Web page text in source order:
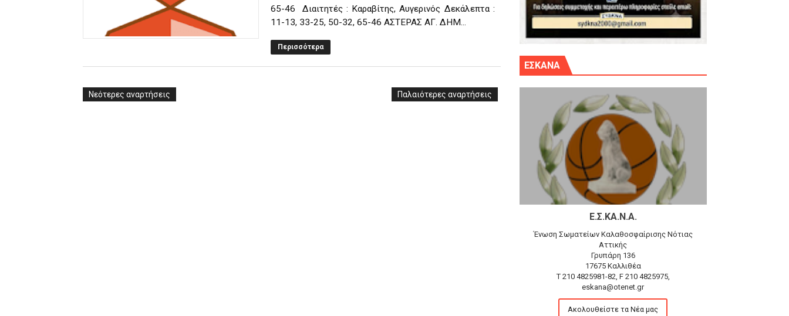
ΧΡΟΝΙΑ ΠΟΛΛΑ ΣΤΟ ΕΛΛΗΝΙΚΟ ΜΠΑΣΚΕΤ : 39Η ΕΠΕΤΕΙΟΣ ΑΠΟ ΤΟ ΕΠΟΣ ΤΟΥ 1987
Ο δρόμος για τον 29ο τελικό κυπέλλου ανδρών ΕΣΚΑΝΑ Μανδραϊκός Προοδευτική στο νέο κλ. Αγίου Δημητρίου την Κυριακή 14.6.26
U21: Τεράστια πρόκριση για τον Πανελευσινιακό στον τελικό αύριο με Αρετσού (το video του αγώνα)
Γ΄ανδρών play offs : "Σκληρό" καρύδι η Φιλία Περάματος έφερε την σειρά στα ίσια (1-1) νίκησε τον Προφήτη Ηλία 78-74 στα Καμίνια
65-46 Διαιτητές : Καραβίτης, Αυγερινός Δεκάλεπτα :
11-13, 33-25, 50-32, 65-46 ΑΣΤΕΡΑΣ ΑΓ. ΔΗΜ...
Περισσότερα
Νεότερες αναρτήσεις Παλαιότερες αναρτήσεις
ΕΣΚΑΝΑ
Ε.Σ.ΚΑ.Ν.Α.
Ένωση Σωματείων Καλαθοσφαίρισης Νότιας
Αττικής
Γρυπάρη 136
17675 Καλλιθέα
T 210 4825981-82, F 210 4825975,
eskana@otenet.gr
Ακολουθείστε τα Νέα μας